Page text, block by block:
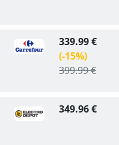
339.99 €
(-15%)
399.99 €
349.96 €